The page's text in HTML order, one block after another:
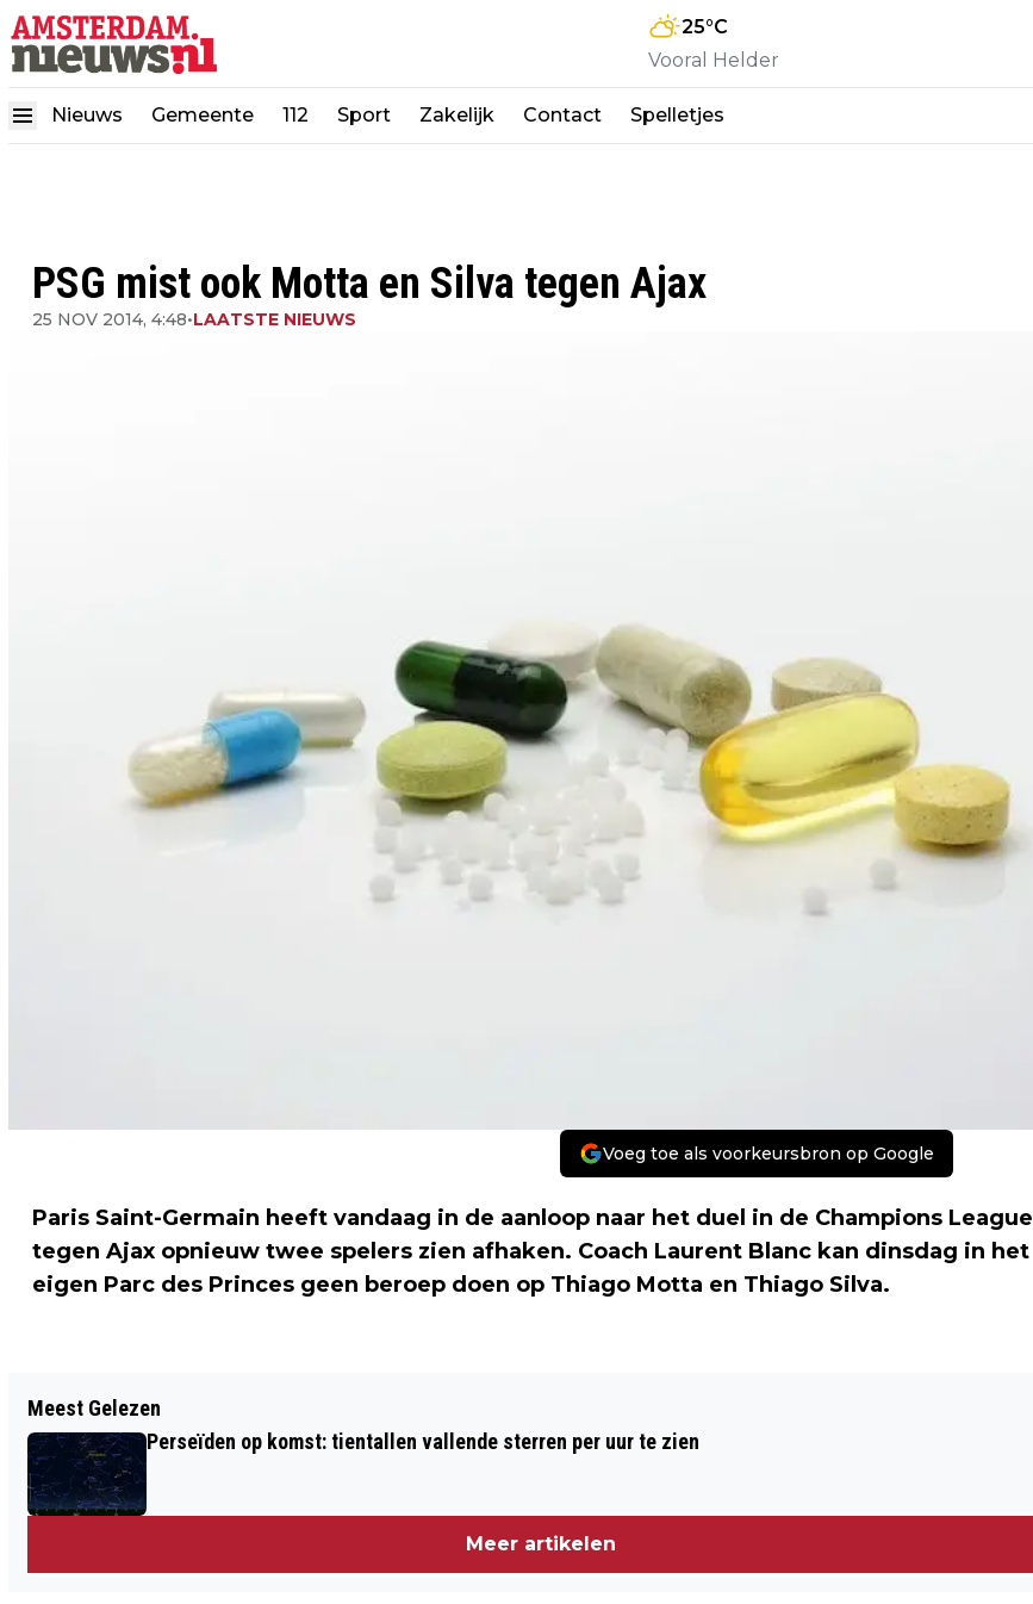
25°C
Vooral Helder
Nieuws Gemeente 112 Sport Zakelijk Contact Spelletjes
PSG mist ook Motta en Silva tegen Ajax
25 NOV 2014, 4:48•LAATSTE NIEUWS
Voeg toe als voorkeursbron op Google
Paris Saint-Germain heeft vandaag in de aanloop naar het duel in de Champions League
tegen Ajax opnieuw twee spelers zien afhaken. Coach Laurent Blanc kan dinsdag in het
eigen Parc des Princes geen beroep doen op Thiago Motta en Thiago Silva.
SCHIETENDE AGENT IN FERGUSON GAAT
VRIJUIT: WAT NU?
AJAX
Meest Gelezen
Perseïden op komst: tientallen vallende sterren per uur te zien
Meer artikelen